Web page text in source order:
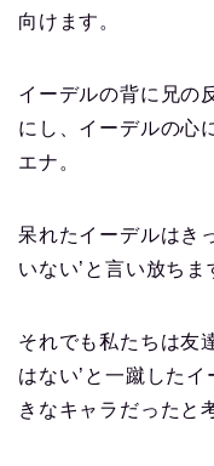
向けます。
イーデルの背に兄の
にし、イーデルの心
エナ。
呆れたイーデルはき
いない’と言い放ちま
それでも私たちは友
はない’と一蹴した
きなキャラだったと